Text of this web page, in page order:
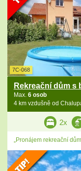
7C-068
Rekreační dům s
Max. 6 osob
4 km vzdušně od
2x
„Pronájem rekreační